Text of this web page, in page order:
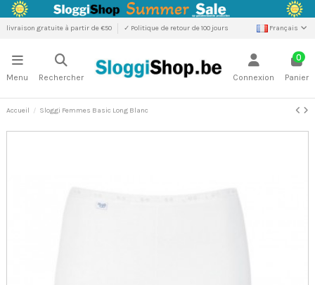
livraison gratuite à partir de €50 ✓ Politique de retour de 100 jours Français
Menu Rechercher Connexion
0
Panier
Accueil Sloggi Femmes Basic Long Blanc